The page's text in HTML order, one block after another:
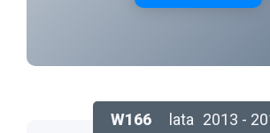
W166 lata 2013 -